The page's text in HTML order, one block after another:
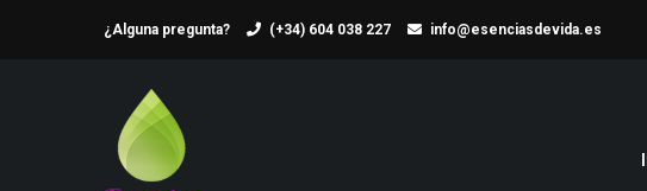
¿Alguna pregunta? (+34) 604 038 227 info@esenciasdevida.es